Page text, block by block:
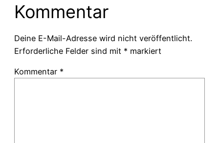
Kommentar
Deine E-Mail-Adresse wird nicht veröffentlicht.
Erforderliche Felder sind mit * markiert
Kommentar *